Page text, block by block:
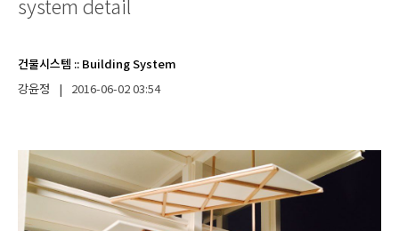
건물시스템 :: Building System
강윤정
| 2016-06-0203:54